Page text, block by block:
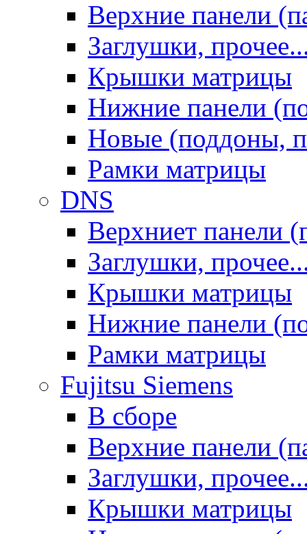
Верхние панели
Заглушки,
Крышки матрицы
Нижние панели
Новые (поддоны,
Рамки матрицы
DNS
Верхниет панели
Заглушки,
Крышки матрицы
Нижние панели
Рамки матрицы
Fujitsu Siemens
В сборе
Верхние панели
Заглушки,
Крышки матрицы